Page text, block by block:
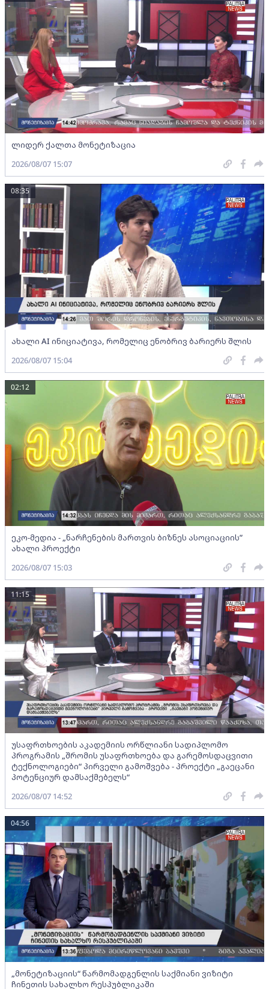
ლიდერ ქალთა მონეტიზაცია
2026/08/07 15:07
ახალი AI ინიციატივა, რომელიც ენობრივ ბარიერს შლის
08:35
2026/08/07 15:04
ეკო-მედია - „ნარჩენების მართვის ბიზნეს ასოციაციის”
ახალი პროექტი
02:12
2026/08/07 15:03
უსაფრთხოების აკადემიის ორწლიანი სადიპლომო
პროგრამის „შრომის უსაფრთხოება და გარემოსდაცვითი
ტექნოლოგიები“ პირველი გამოშვება - პროექტი „გაეცანი
პოტენციურ დამსაქმებელს“
11:15
2026/08/07 14:52
„მონეტიზაციის“ წარმომადგენლის საქმიანი ვიზიტი
ჩინეთის სახალხო რესპუბლიკაში
04:56